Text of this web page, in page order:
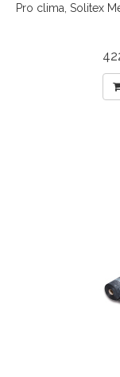
Pro clima, Solitex